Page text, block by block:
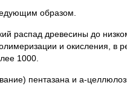
образом.
распад древесины до
и окисления, в
1000.
пентазана и а-